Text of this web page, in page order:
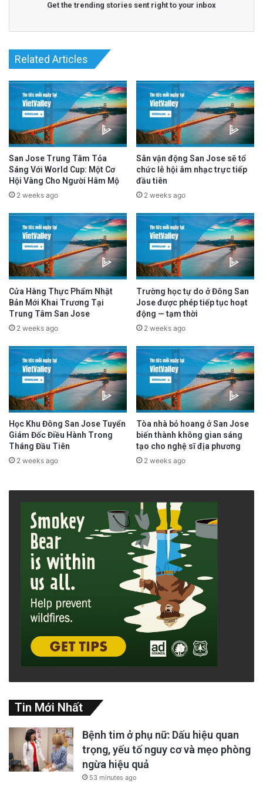
advertisement
Get the trending stories sent right to your inbox
Related Articles
San Jose Trung Tâm Tỏa
Sáng Với World Cup: Một Cơ
Hội Vàng Cho Người Hâm Mộ
2 weeks ago
Sân vận động San Jose sẽ tổ
chức lễ hội âm nhạc trực tiếp
đầu tiên
2 weeks ago
Cửa Hàng Thực Phẩm Nhật
Bản Mới Khai Trương Tại
Trung Tâm San Jose
2 weeks ago
Trường học tự do ở Đông San
Jose được phép tiếp tục hoạt
động — tạm thời
2 weeks ago
Học Khu Đông San Jose Tuyển
Giám Đốc Điều Hành Trong
Tháng Đầu Tiên
2 weeks ago
Tòa nhà bỏ hoang ở San Jose
biến thành không gian sáng
tạo cho nghệ sĩ địa phương
2 weeks ago
Tin Mới Nhất
Bệnh tim ở phụ nữ: Dấu hiệu quan
trọng, yếu tố nguy cơ và mẹo phòng
ngừa hiệu quả
53 minutes ago